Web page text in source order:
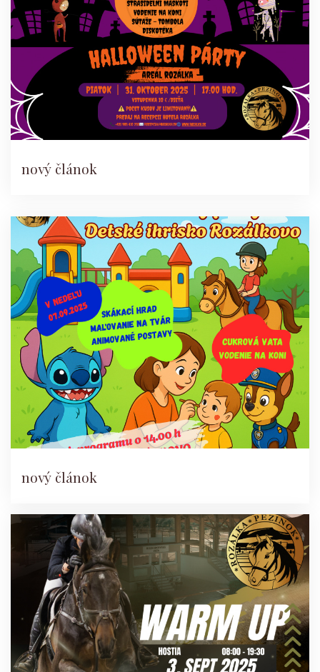
nový článok
nový článok